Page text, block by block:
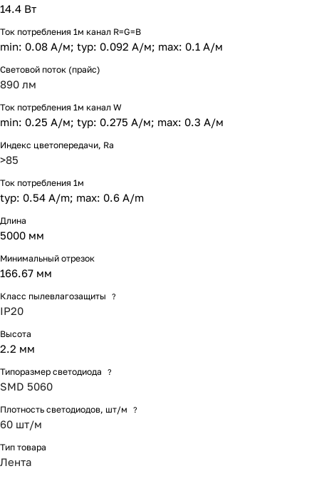
14.4 Вт
Ток потребления 1м канал R=G=B
min: 0.08 А/м; typ: 0.092 А/м; max: 0.1 А/м
Световой поток (прайс)
890 лм
Ток потребления 1м канал W
min: 0.25 А/м; typ: 0.275 А/м; max: 0.3 А/м
Индекс цветопередачи, Ra
>85
Ток потребления 1м
typ: 0.54 A/m; max: 0.6 A/m
Длина
5000 мм
Минимальный отрезок
166.67 мм
Класс пылевлагозащиты ?
IP20
Высота
2.2 мм
Типоразмер светодиода ?
SMD 5060
Плотность светодиодов, шт/м ?
60 шт/м
Тип товара
Лента